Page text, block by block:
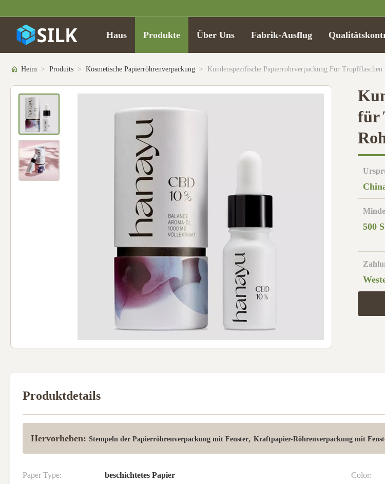
Haus Produkte Über Uns Fabrik-Ausflug
Heim > Produits > Kosmetische Papierröhrenverpackung > Kundenspezifische Papierrohrverpackung Für
für
500
Produktdetails
Hervorheben: Stempeln der Papierröhrenverpackung mit Fenster, Kraftpapier-Röhrenverpackung mit
Paper Type: beschichtetes Papier Color: